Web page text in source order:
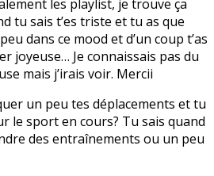
les playlist, je trouve ça
tu sais t’es triste et tu as que
dans ce mood et d’un coup t’as
joyeuse… Je connaissais pas du
mais j’irais voir. Mercii
un peu tes déplacements et tu
le sport en cours? Tu sais quand
des entraînements ou un peu